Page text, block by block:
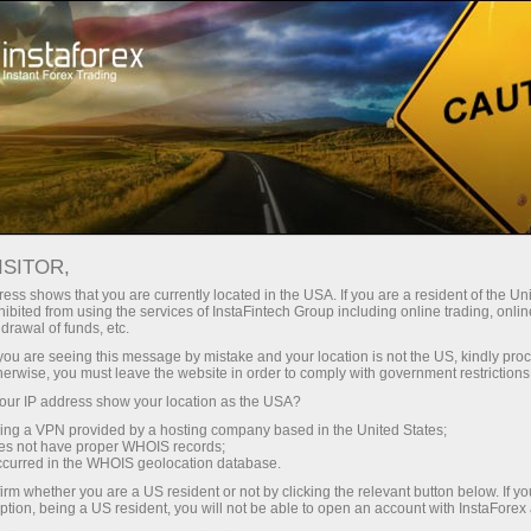
Tome un descanso
Humor Forex
Aqui encontrara chistes, muchos dibujos
animados y caricaturas amistosas sobre los
temas mas candentes de la economia mundial.
Por cierto, las descripciones de las imagenes
contienen una gran cantidad de informacion util.
shows that you are currently located in the USA. If you are a resident of the
from using the services of InstaFintech Group including online trading,
of funds, etc.
are seeing this message by mistake and your location is not the US, kindly
you must leave the website in order to comply with government
IP address show your location as the USA?
a VPN provided by a hosting company based in the United States;
not have proper WHOIS records;
in the WHOIS geolocation database.
whether you are a US resident or not by clicking the relevant button below. If
being a US resident, you will not be able to open an account with InstaForex